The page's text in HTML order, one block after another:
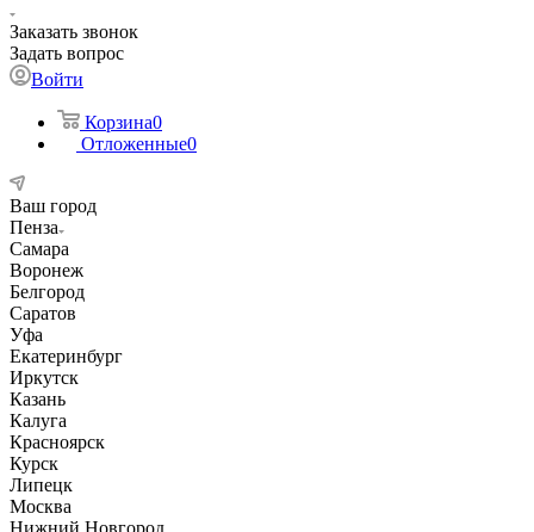
Заказать звонок
Задать вопрос
Войти
Корзина0
Отложенные0
Ваш город
Пенза
Самара
Воронеж
Белгород
Саратов
Уфа
Екатеринбург
Иркутск
Казань
Калуга
Красноярск
Курск
Липецк
Москва
Нижний Новгород